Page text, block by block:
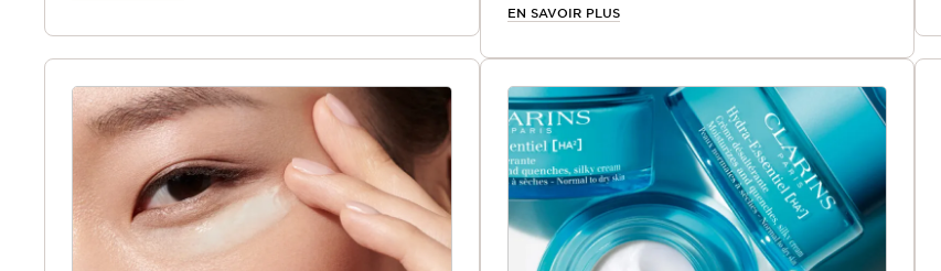
spécificités de la peau mixte, ses besoins
uniques et les meilleures pratiques pour en
quotidien et entraîner une sensation
peau rugueuse et granuleuse en adoptant les
EN SAVOIR PLUS